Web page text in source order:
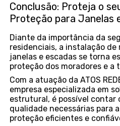
Conclusão: Proteja o
Proteção para Janelas
Diante da importância da
residenciais, a instalação de
janelas e escadas se torna
proteção dos moradores e a
Com a atuação da ATOS
empresa especializada em
estrutural, é possível contar
qualidade necessárias para
proteção eficientes e